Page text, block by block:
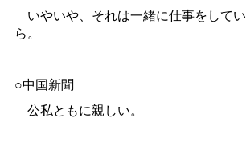
いやいや、それは一緒に仕事をして
ら。
○中国新聞
公私ともに親しい。